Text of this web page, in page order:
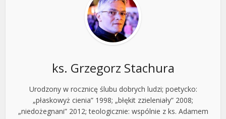
ks. Grzegorz Stachura
Urodzony w rocznicę ślubu dobrych ludzi; poetycko:
„płaskowyż cienia” 1998; „błękit zzieleniały” 2008;
„niedożegnani” 2012; teologicznie: wspólnie z ks. Adamem